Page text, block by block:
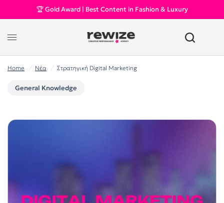
🏆 Gold Award | Best Content in Fashion & Luxury
Home / Νέα / Στρατηγική Digital Marketing
General Knowledge